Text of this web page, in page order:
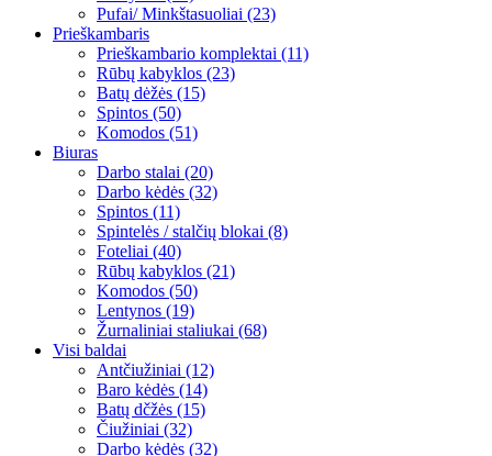
Pufai/ Minkštasuoliai (23)
Prieškambaris
Prieškambario komplektai (11)
Rūbų kabyklos (23)
Batų dėžės (15)
Spintos (50)
Komodos (51)
Biuras
Darbo stalai (20)
Darbo kėdės (32)
Spintos (11)
Spintelės / stalčių blokai (8)
Foteliai (40)
Rūbų kabyklos (21)
Komodos (50)
Lentynos (19)
Žurnaliniai staliukai (68)
Visi baldai
Antčiužiniai (12)
Baro kėdės (14)
Batų dčžės (15)
Čiužiniai (32)
Darbo kėdės (32)